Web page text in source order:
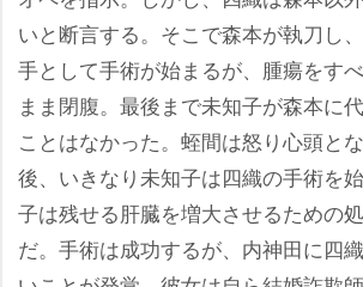
いと断言する。そこで森本が執刀し
手として手術が始まるが、腫瘍をす
まま閉腹。最後まで未知子が森本に
ことはなかった。蛭間は怒り心頭と
後、いきなり未知子は四織の手術を
子は残せる肝臓を増大させるための
だ。手術は成功するが、内神田に四